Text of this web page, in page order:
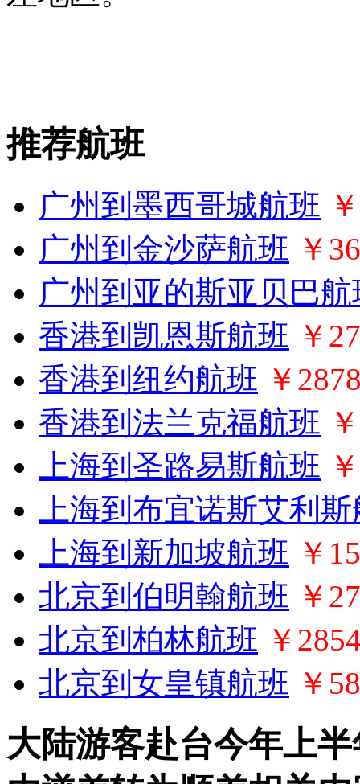
推荐航班
广州到墨西哥城航班
广州到金沙萨航班 ￥
广州到亚的斯亚贝巴航
香港到凯恩斯航班 ￥
香港到纽约航班 ￥
香港到法兰克福航班
上海到圣路易斯航班
上海到布宜诺斯艾利
上海到新加坡航班 ￥
北京到伯明翰航班 ￥
北京到柏林航班 ￥
北京到女皇镇航班 ￥
大陆游客赴台今年上